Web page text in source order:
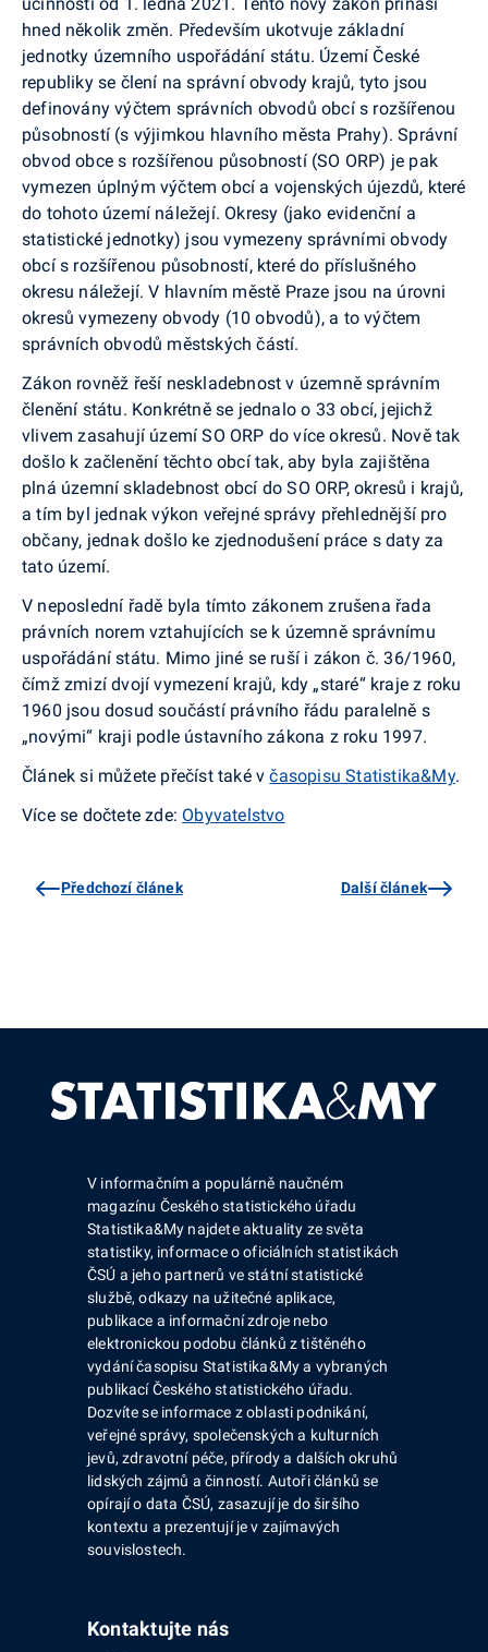
hned několik změn. Především ukot­vuje základní
jednotky územního uspořádání státu. Území České
republiky se člení na správní obvody krajů, tyto jsou
definovány výčtem správních obvodů obcí s rozšířenou
působností (s výjimkou hlavního města Prahy). Správní
obvod obce s rozšířenou pů­sobností (SO ORP) je pak
vymezen úplným výčtem obcí a vojenských újezdů, které
do tohoto území ná­ležejí. Okresy (jako evidenční a
statistické jednotky) jsou vymezeny správními obvody
obcí s rozšířenou působností, které do příslušného
okresu náležejí. V hlavním městě Praze jsou na úrovni
okresů vy­mezeny obvody (10 obvodů), a to výčtem
správních obvodů městských částí.
Zákon rovněž řeší neskladebnost v územně správ­ním
členění státu. Konkrétně se jednalo o 33 obcí, jejichž
vlivem zasahují území SO ORP do více okresů. Nově tak
došlo k začlenění těchto obcí tak, aby byla zajištěna
plná územní skladebnost obcí do SO ORP, okresů i krajů,
a tím byl jednak výkon veřejné správy přehlednější pro
občany, jednak došlo ke zjednodušení práce s daty za
tato území.
V neposlední řadě byla tímto zákonem zrušena řada
právních norem vztahujících se k územně správnímu
uspořádání státu. Mimo jiné se ruší i zá­kon č. 36/1960,
čímž zmizí dvojí vymezení krajů, kdy „staré“ kraje z roku
1960 jsou dosud součástí právního řádu paralelně s
„novými“ kraji podle ústavního zákona z roku 1997.
Článek si můžete přečíst také včasopisu Statistika&My.
Více se dočtete zde: Obyvatelstvo
Předchozí článek Další článek
V informačním a populárně naučném
magazínu Českého statistického úřadu
Statistika&My najdete aktuality ze světa
statistiky, informace o oficiálních statistikách
ČSÚ a jeho partnerů ve státní statistické
službě, odkazy na užitečné aplikace,
publikace a informační zdroje nebo
elektronickou podobu článků z tištěného
vydání časopisu Statistika&My a vybraných
publikací Českého statistického úřadu.
Dozvíte se informace z oblasti podnikání,
veřejné správy, společenských a kulturních
jevů, zdravotní péče, přírody a dalších okruhů
lidských zájmů a činností. Autoři článků se
opírají o data ČSÚ, zasazují je do širšího
kontextu a prezentují je v zajímavých
souvislostech.
Kontaktujte nás